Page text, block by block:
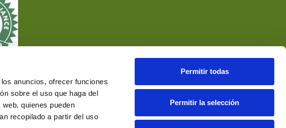
anuncios, ofrecer funciones
sobre el uso que haga del
quienes pueden
recopilado a partir del uso
Permitir todas
Permitir la selección